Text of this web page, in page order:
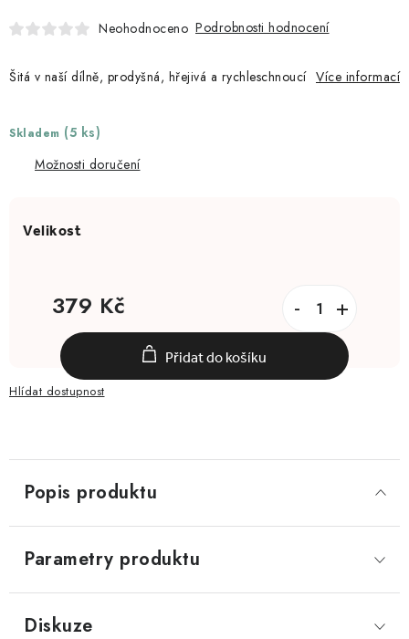
Neohodnoceno Podrobnosti hodnocení
Šitá v naší dílně, prodyšná, hřejivá a rychleschnoucí Více informací
Skladem (5 ks)
Možnosti doručení
379 Kč
Přidat do košíku
Hlídat
Popis produktu
Parametry produktu
Diskuze